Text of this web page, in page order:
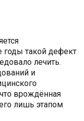
годы такой дефект
лечить.
и
врождённая
лишь этапом